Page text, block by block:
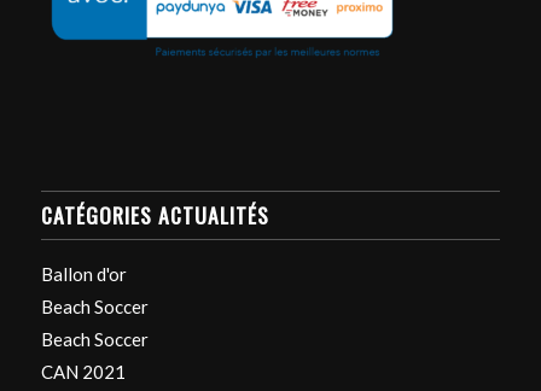
CATÉGORIES ACTUALITÉS
Ballon d'or
Beach Soccer
Beach Soccer
CAN 2021